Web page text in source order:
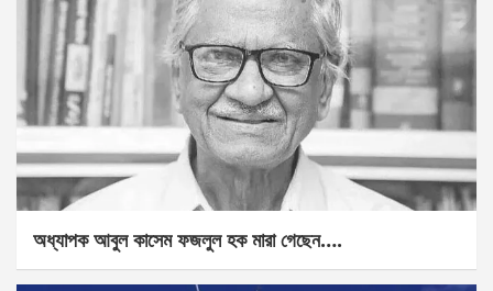
অধ্যাপক আবুল কাসেম ফজলুল হক মারা গেছেন….